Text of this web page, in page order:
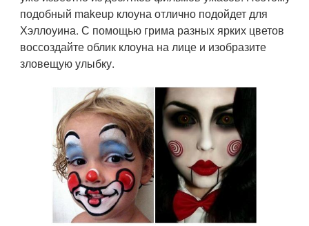
подобный makeup клоуна отлично подойдет для
Хэллоуина. С помощью грима разных ярких цветов
воссоздайте облик клоуна на лице и изобразите
зловещую улыбку.